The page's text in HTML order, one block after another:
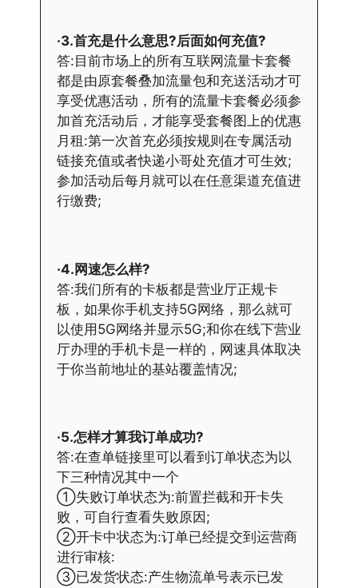
·3.首充是什么意思?后面如何充值?
答:目前市场上的所有互联网流量卡套餐
都是由原套餐叠加流量包和充送活动才可
享受优惠活动，所有的流量卡套餐必须参
加首充活动后，才能享受套餐图上的优惠
月租:第一次首充必须按规则在专属活动
链接充值或者快递小哥处充值才可生效;
参加活动后每月就可以在任意渠道充值进
行缴费;
·4.网速怎么样?
答:我们所有的卡板都是营业厅正规卡
板，如果你手机支持5G网络，那么就可
以使用5G网络并显示5G;和你在线下营业
厅办理的手机卡是一样的，网速具体取决
于你当前地址的基站覆盖情况;
·5.怎样才算我订单成功?
答:在查单链接里可以看到订单状态为以
下三种情况其中一个
①失败订单状态为:前置拦截和开卡失
败，可自行查看失败原因;
②开卡中状态为:订单已经提交到运营商
进行审核:
③已发货状态:产生物流单号表示已发